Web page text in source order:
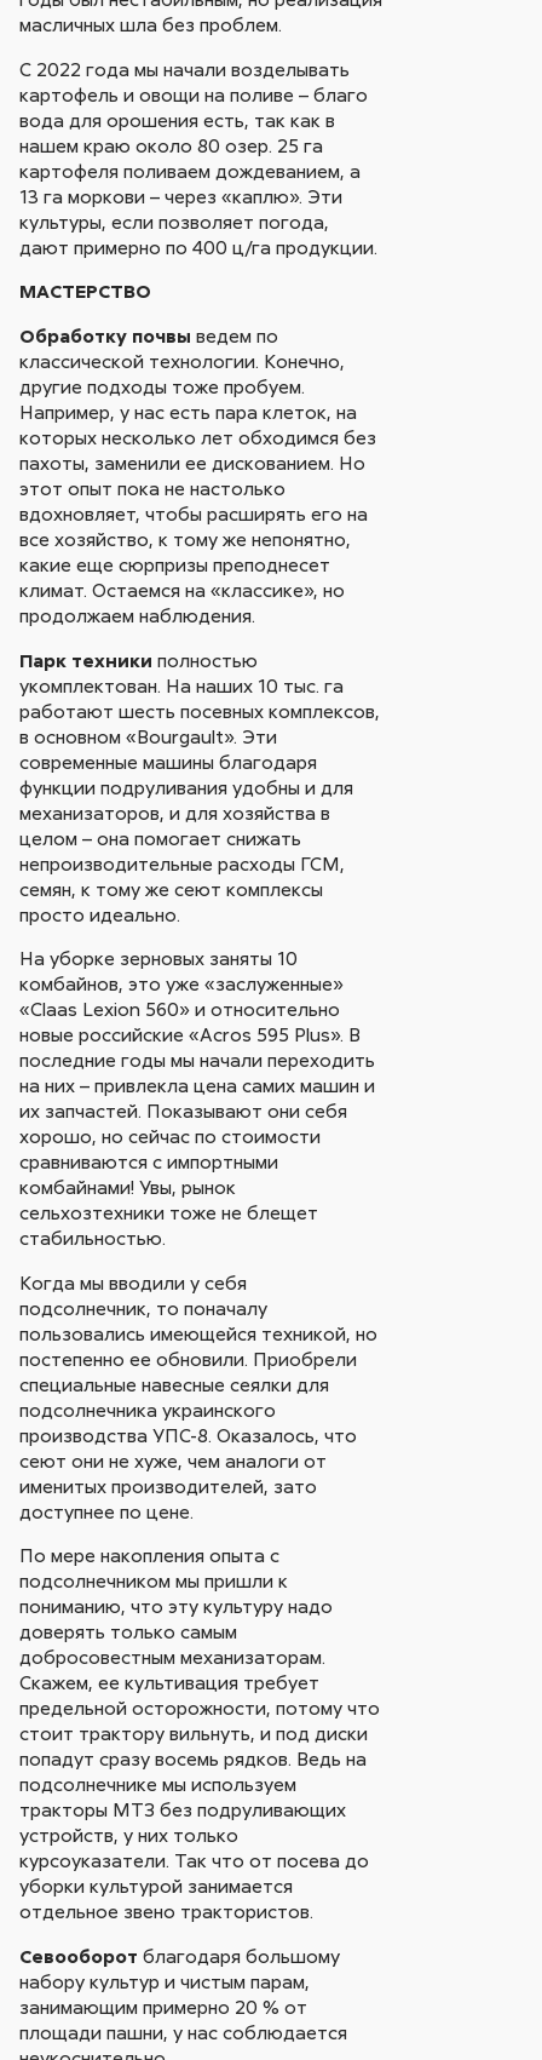
масличных шла без проблем.
С 2022 года мы начали возделывать
картофель и овощи на поливе – благо
вода для орошения есть, так как в
нашем краю около 80 озер. 25 га
картофеля поливаем дождеванием, а
13 га моркови – через «каплю». Эти
культуры, если позволяет погода,
дают примерно по 400 ц/га продукции.
МАСТЕРСТВО
Обработку почвы ведем по
классической технологии. Конечно,
другие подходы тоже пробуем.
Например, у нас есть пара клеток, на
которых несколько лет обходимся без
пахоты, заменили ее дискованием. Но
этот опыт пока не настолько
вдохновляет, чтобы расширять его на
все хозяйство, к тому же непонятно,
какие еще сюрпризы преподнесет
климат. Остаемся на «классике», но
продолжаем наблюдения.
Парк техники полностью
укомплектован. На наших 10 тыс. га
работают шесть посевных комплексов,
в основном «Bourgault». Эти
современные машины благодаря
функции подруливания удобны и для
механизаторов, и для хозяйства в
целом – она помогает снижать
непроизводительные расходы ГСМ,
семян, к тому же сеют комплексы
просто идеально.
На уборке зерновых заняты 10
комбайнов, это уже «заслуженные»
«Claas Lexion 560» и относительно
новые российские «Acros 595 Plus». В
последние годы мы начали переходить
на них – привлекла цена самих машин и
их запчастей. Показывают они себя
хорошо, но сейчас по стоимости
сравниваются с импортными
комбайнами! Увы, рынок
сельхозтехники тоже не блещет
стабильностью.
Когда мы вводили у себя
подсолнечник, то поначалу
пользовались имеющейся техникой, но
постепенно ее обновили. Приобрели
специальные навесные сеялки для
подсолнечника украинского
производства УПС-8. Оказалось, что
сеют они не хуже, чем аналоги от
именитых производителей, зато
доступнее по цене.
По мере накопления опыта с
подсолнечником мы пришли к
пониманию, что эту культуру надо
доверять только самым
добросовестным механизаторам.
Скажем, ее культивация требует
предельной осторожности, потому что
стоит трактору вильнуть, и под диски
попадут сразу восемь рядков. Ведь на
подсолнечнике мы используем
тракторы МТЗ без подруливающих
устройств, у них только
курсоуказатели. Так что от посева до
уборки культурой занимается
отдельное звено трактористов.
Севооборот благодаря большому
набору культур и чистым парам,
занимающим примерно 20 % от
площади пашни, у нас соблюдается